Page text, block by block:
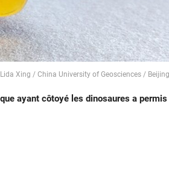
Xing / China University of Geosciences / Beijing
ayant côtoyé les dinosaures a permis